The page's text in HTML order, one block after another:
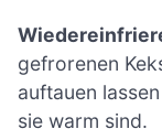
gefrorenen
auftauen
sie warm sind.